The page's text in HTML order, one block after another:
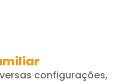
configurações,